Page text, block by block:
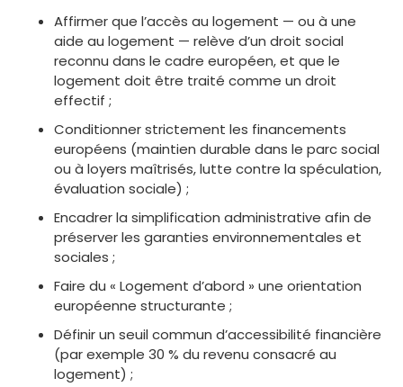
Affirmer que l’accès au logement — ou à une
aide au logement — relève d’un droit social
reconnu dans le cadre européen, et que le
logement doit être traité comme un droit
effectif ;
Conditionner strictement les financements
européens (maintien durable dans le parc social
ou à loyers maîtrisés, lutte contre la spéculation,
évaluation sociale) ;
Encadrer la simplification administrative afin de
préserver les garanties environnementales et
sociales ;
Faire du « Logement d’abord » une orientation
européenne structurante ;
Définir un seuil commun d’accessibilité financière
(par exemple 30 % du revenu consacré au
logement) ;